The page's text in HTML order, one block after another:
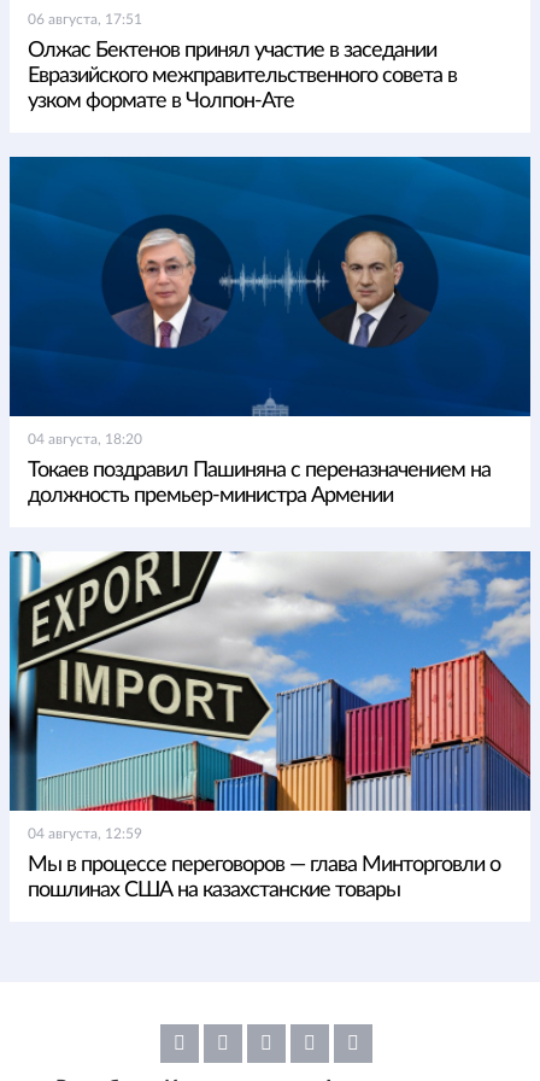
06 августа, 17:51
Олжас Бектенов принял участие в заседании
Евразийского межправительственного совета в
узком формате в Чолпон-Ате
04 августа, 18:20
Токаев поздравил Пашиняна с переназначением на
должность премьер-министра Армении
04 августа, 12:59
Мы в процессе переговоров — глава Минторговли о
пошлинах США на казахстанские товары